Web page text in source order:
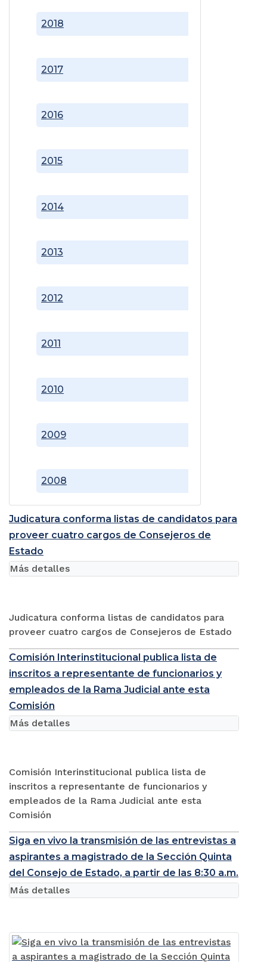
2008
2009
2010
2011
2012
2013
2014
2015
2016
2017
2018
Judicatura conforma listas de candidatos para
proveer cuatro cargos de Consejeros de
Estado
Judicatura conforma listas de candidatos para
proveer cuatro cargos de Consejeros de Estado
Más detalles
Comisión Interinstitucional publica lista de
inscritos a representante de funcionarios y
empleados de la Rama Judicial ante esta
Comisión
Comisión Interinstitucional publica lista de
inscritos a representante de funcionarios y
empleados de la Rama Judicial ante esta
Comisión
Más detalles
Siga en vivo la transmisión de las entrevistas a
aspirantes a magistrado de la Sección Quinta
del Consejo de Estado, a partir de las 8:30 a.m.
Más detalles